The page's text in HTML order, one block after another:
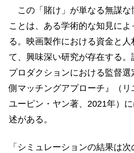
この「賭け」が単なる無謀な
ことは、ある学術的な知見に
る。映画製作における資金と
て、興味深い研究が存在する。
プロダクションにおける監督
側マッチングアプローチ』（リ
ユーピン・ヤン著、2021年）
述がある。
「シミュレーションの結果は次